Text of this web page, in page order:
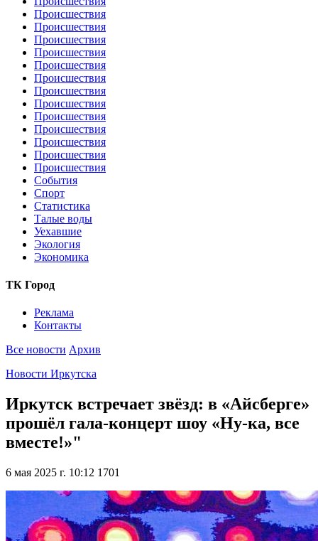
Происшествия
Происшествия
Происшествия
Происшествия
Происшествия
Происшествия
Происшествия
Происшествия
Происшествия
Происшествия
Происшествия
Происшествия
Происшествия
События
Спорт
Статистика
Талые воды
Уехавшие
Экология
Экономика
ТК Город
Реклама
Контакты
Все новости Архив
Новости Иркутска
Иркутск встречает звёзд: в «Айсберге»
прошёл гала-концерт шоу «Ну-ка, все
вместе!»"
6 мая 2025 г. 10:12 1701